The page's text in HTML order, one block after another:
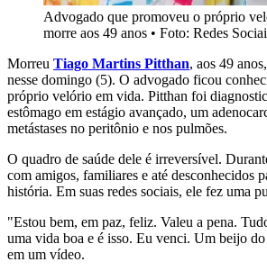
Advogado que promoveu o próprio
morre aos 49 anos • Foto: Redes
Morreu Tiago Martins Pitthan, aos 49
nesse domingo (5). O advogado ficou
próprio velório em vida. Pitthan foi
estômago em estágio avançado, um
metástases no peritônio e nos pulmões.
O quadro de saúde dele é irreversível.
com amigos, familiares e até desconhecidos
história. Em suas redes sociais, ele fez uma
"Estou bem, em paz, feliz. Valeu a pena.
uma vida boa e é isso. Eu venci. Um beijo
em um vídeo.